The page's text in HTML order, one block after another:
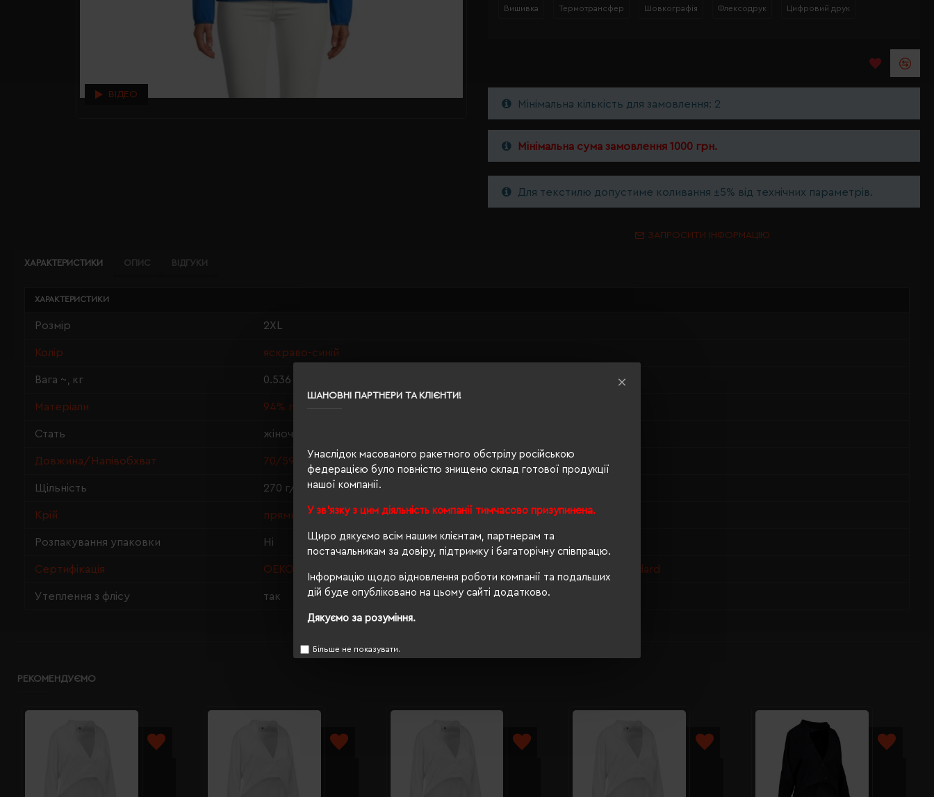
ШАНОВНІ ПАРТНЕРИ ТА КЛІЄНТИ!
Унаслідок масованого ракетного обстрілу російською
федерацією було повністю знищено склад готової продукції
нашої компанії.
У зв'язку з цим діяльність компанії тимчасово призупинена.
Щиро дякуємо всім нашим клієнтам, партнерам та
постачальникам за довіру, підтримку і багаторічну співпрацю.
Інформацію щодо відновлення роботи компанії та подальших
дій буде опубліковано на цьому сайті додатково.
Дякуємо за розуміння.
Більше не показувати.
ВІДЕО
Вишивка Термотрансфер Шовкографія Флексодрук Цифровий друк
Мінімальна кількість для замовлення: 2
Мінімальна сума замовлення 1000 грн.
Для текстилю допустиме коливання ±5% від технічних параметрів.
ЗАПРОСИТИ ІНФОРМАЦІЮ
ХАРАКТЕРИСТИКИ ОПИС ВІДГУКИ
ХАРАКТЕРИСТИКИ
Розмір 2XL
Колір яскраво-синій
Вага ~, кг 0.536
Матеріали 94% перероблений поліестер, 6% еластан
Стать жіноча
Довжина/Напівобхват 70/59
Щільність 270 г/м²
Крій прямий
Розпакування упаковки Ні
Сертифікація OEKO-TEX® Standard 100, PETA-Approved Vegan, Global Recycled Standard
Утеплення з флісу так
РЕКОМЕНДУЄМО